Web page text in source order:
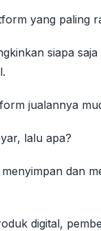
yang paling
siapa
jualannya
lalu apa?
dan
digital,